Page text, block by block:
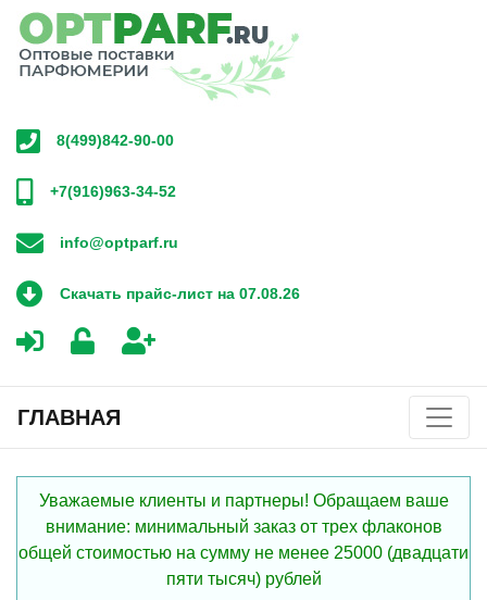
8(499)842-90-00
+7(916)963-34-52
info@optparf.ru
Скачать прайс-лист на 07.08.26
ГЛАВНАЯ
Уважаемые клиенты и партнеры! Обращаем ваше
внимание: минимальный заказ от трех флаконов
общей стоимостью на сумму не менее 25000 (двадцати
пяти тысяч) рублей